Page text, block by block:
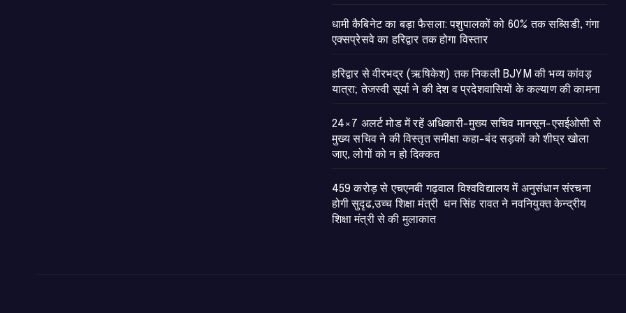
​धामी कैबिनेट का बड़ा फैसला: पशुपालकों को 60% तक सब्सिडी, गंगा
एक्सप्रेसवे का हरिद्वार तक होगा विस्तार
​हरिद्वार से वीरभद्र (ऋषिकेश) तक निकली BJYM की भव्य कांवड़
यात्रा; तेजस्वी सूर्या ने की देश व प्रदेशवासियों के कल्याण की कामना
24×7 अलर्ट मोड में रहें अधिकारी-मुख्य सचिव मानसून-एसईओसी से
मुख्य सचिव ने की विस्तृत समीक्षा कहा-बंद सड़कों को शीघ्र खोला
जाए, लोगों को न हो दिक्कत
459 करोड़ से एचएनबी गढ़वाल विश्वविद्यालय में अनुसंधान संरचना
होगी सुदृढ,उच्च शिक्षा मंत्री धन सिंह रावत ने नवनियुक्त केन्द्रीय
शिक्षा मंत्री से की मुलाकात